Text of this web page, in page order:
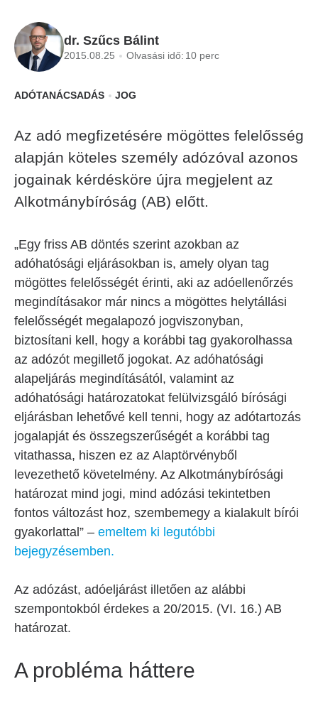
dr. Szűcs Bálint
2015.08.25 Olvasási idő: 10 perc
ADÓTANÁCSADÁS JOG
Az adó megfizetésére mögöttes felelősség
alapján köteles személy adózóval azonos
jogainak kérdésköre újra megjelent az
Alkotmánybíróság (AB) előtt.
„Egy friss AB döntés szerint azokban az
adóhatósági eljárásokban is, amely olyan tag
mögöttes felelősségét érinti, aki az adóellenőrzés
megindításakor már nincs a mögöttes helytállási
felelősségét megalapozó jogviszonyban,
biztosítani kell, hogy a korábbi tag gyakorolhassa
az adózót megillető jogokat. Az adóhatósági
alapeljárás megindításától, valamint az
adóhatósági határozatokat felülvizsgáló bírósági
eljárásban lehetővé kell tenni, hogy az adótartozás
jogalapját és összegszerűségét a korábbi tag
vitathassa, hiszen ez az Alaptörvényből
levezethető követelmény. Az Alkotmánybírósági
határozat mind jogi, mind adózási tekintetben
fontos változást hoz, szembemegy a kialakult bírói
gyakorlattal” – emeltem ki legutóbbi
bejegyzésemben.
Az adózást, adóeljárást illetően az alábbi
szempontokból érdekes a 20/2015. (VI. 16.) AB
határozat.
A probléma háttere